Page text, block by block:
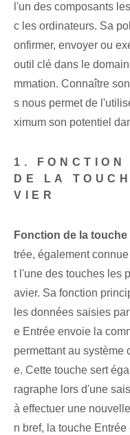
l'un des composants
c les ordinateurs. Sa
onfirmer, envoyer ou
outil clé dans le
mmation. Connaître
s nous permet de
ximum son potentiel
1. FONCTION
DE LA
VIER
Fonction de la
trée, également
t l'une des touches les
avier. ‌Sa fonction
les données saisies
e Entrée envoie la
permettant au système
e. ⁣Cette touche sert
ragraphe lors d'une
à effectuer une
n bref, la touche